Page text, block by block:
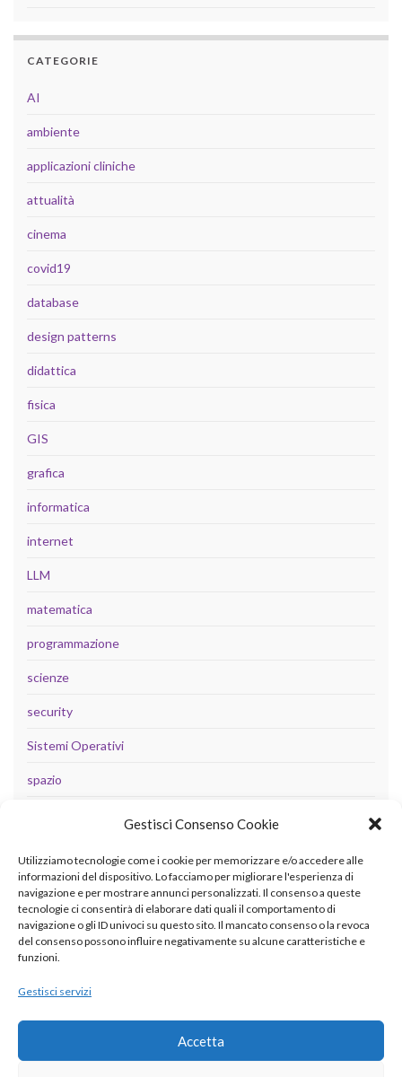
Gestisci Consenso Cookie
Utilizziamo tecnologie come i cookie per memorizzare e/o accedere alle
informazioni del dispositivo. Lo facciamo per migliorare l'esperienza di
navigazione e per mostrare annunci personalizzati. Il consenso a queste
tecnologie ci consentirà di elaborare dati quali il comportamento di
navigazione o gli ID univoci su questo sito. Il mancato consenso o la revoca
del consenso possono influire negativamente su alcune caratteristiche e
funzioni.
Gestisci servizi
Accetta
CATEGORIE
AI
ambiente
applicazioni cliniche
attualità
cinema
covid19
database
design patterns
didattica
fisica
GIS
grafica
informatica
internet
LLM
matematica
programmazione
scienze
security
Sistemi Operativi
spazio
META
Accedi
Feed dei contenuti
Feed dei commenti